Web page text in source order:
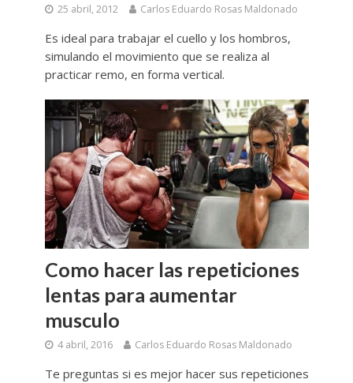
25 abril, 2012 Carlos Eduardo Rosas Maldonado
Es ideal para trabajar el cuello y los hombros,
simulando el movimiento que se realiza al
practicar remo, en forma vertical.
Como hacer las repeticiones
lentas para aumentar
musculo
4 abril, 2016 Carlos Eduardo Rosas Maldonado
Te preguntas si es mejor hacer sus repeticiones